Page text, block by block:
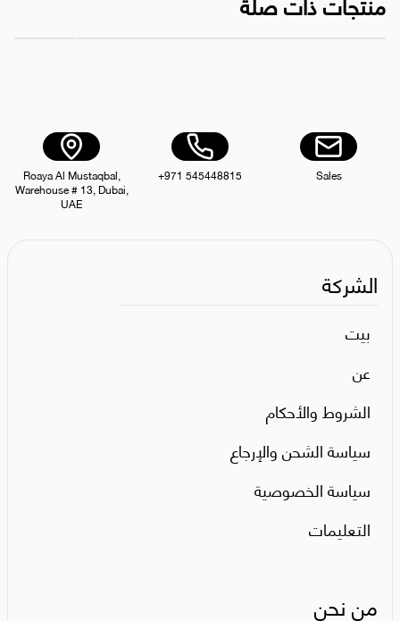
لوح تقطيع خشبي 20×30 سم
Sales
+971 545448815
Roaya Al Mustaqbal,
Warehouse # 13, Dubai,
UAE
الشركة
بيت
عن
الشروط والأحكام
سياسة الشحن والإرجاع
سياسة الخصوصية
التعليمات
من نحن